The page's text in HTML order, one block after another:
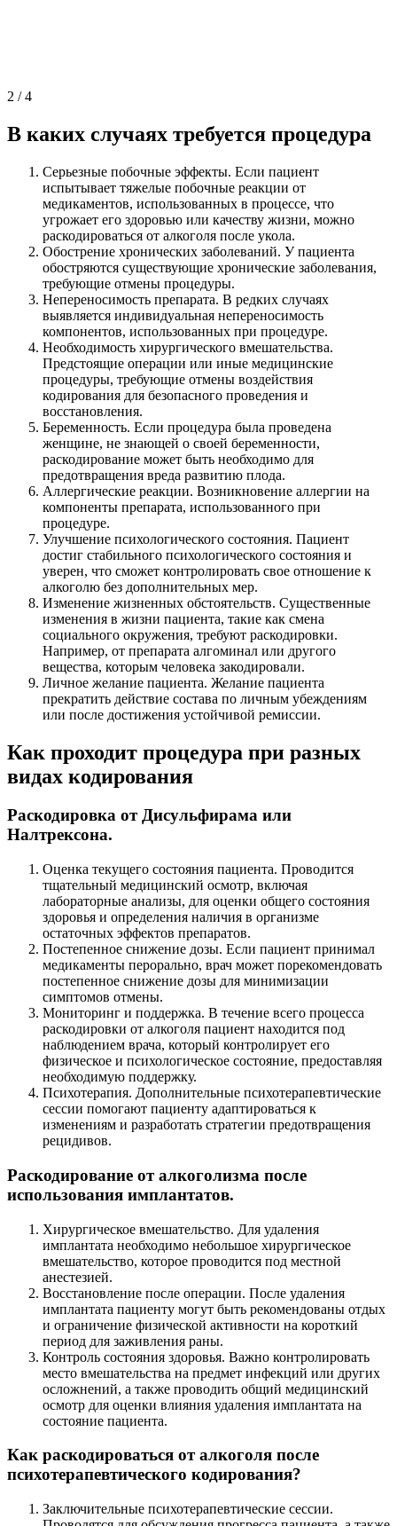
2 /4
В каких случаях требуется процедура
Серьезные побочные эффекты. Если пациент
испытывает тяжелые побочные реакции от
медикаментов, использованных в процессе, что
угрожает его здоровью или качеству жизни, можно
раскодироваться от алкоголя после укола.
Обострение хронических заболеваний. У пациента
обостряются существующие хронические заболевания,
требующие отмены процедуры.
Непереносимость препарата. В редких случаях
выявляется индивидуальная непереносимость
компонентов, использованных при процедуре.
Необходимость хирургического вмешательства.
Предстоящие операции или иные медицинские
процедуры, требующие отмены воздействия
кодирования для безопасного проведения и
восстановления.
Беременность. Если процедура была проведена
женщине, не знающей о своей беременности,
раскодирование может быть необходимо для
предотвращения вреда развитию плода.
Аллергические реакции. Возникновение аллергии на
компоненты препарата, использованного при
процедуре.
Улучшение психологического состояния. Пациент
достиг стабильного психологического состояния и
уверен, что сможет контролировать свое отношение к
алкоголю без дополнительных мер.
Изменение жизненных обстоятельств. Существенные
изменения в жизни пациента, такие как смена
социального окружения, требуют раскодировки.
Например, от препарата алгоминал или другого
вещества, которым человека закодировали.
Личное желание пациента. Желание пациента
прекратить действие состава по личным убеждениям
или после достижения устойчивой ремиссии.
Как проходит процедура при разных
видах кодирования
Раскодировка от Дисульфирама или
Налтрексона.
Оценка текущего состояния пациента. Проводится
тщательный медицинский осмотр, включая
лабораторные анализы, для оценки общего состояния
здоровья и определения наличия в организме
остаточных эффектов препаратов.
Постепенное снижение дозы. Если пациент принимал
медикаменты перорально, врач может порекомендовать
постепенное снижение дозы для минимизации
симптомов отмены.
Мониторинг и поддержка. В течение всего процесса
раскодировки от алкоголя пациент находится под
наблюдением врача, который контролирует его
физическое и психологическое состояние, предоставляя
необходимую поддержку.
Психотерапия. Дополнительные психотерапевтические
сессии помогают пациенту адаптироваться к
изменениям и разработать стратегии предотвращения
рецидивов.
Раскодирование от алкоголизма после
использования имплантатов.
Хирургическое вмешательство. Для удаления
имплантата необходимо небольшое хирургическое
вмешательство, которое проводится под местной
анестезией.
Восстановление после операции. После удаления
имплантата пациенту могут быть рекомендованы отдых
и ограничение физической активности на короткий
период для заживления раны.
Контроль состояния здоровья. Важно контролировать
место вмешательства на предмет инфекций или других
осложнений, а также проводить общий медицинский
осмотр для оценки влияния удаления имплантата на
состояние пациента.
Как раскодироваться от алкоголя после
психотерапевтического кодирования?
Заключительные психотерапевтические сессии.